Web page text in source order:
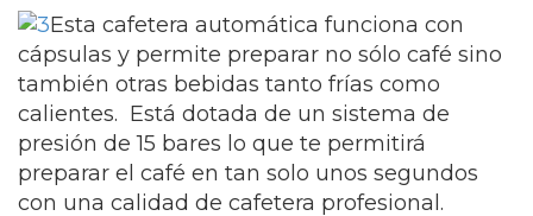
Esta cafetera automática funciona con
cápsulas y permite preparar no sólo café sino
también otras bebidas tanto frías como
calientes. Está dotada de un sistema de
presión de 15 bares lo que te permitirá
preparar el café en tan solo unos segundos
con una calidad de cafetera profesional.